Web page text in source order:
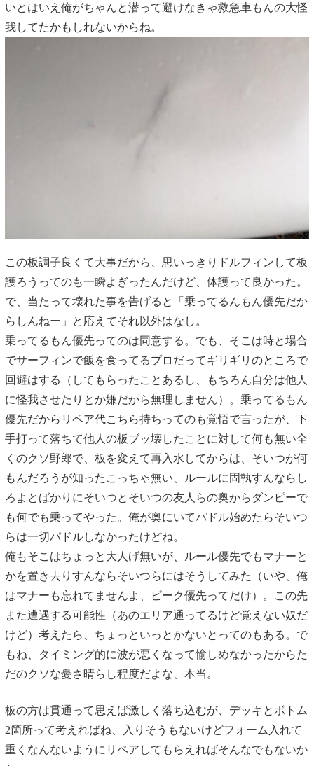
いとはいえ俺がちゃんと潜って避けなきゃ救急車もんの大怪
我してたかもしれないからね。
この板調子良くて大事だから、思いっきりドルフィンして板
護ろうってのも一瞬よぎったんだけど、体護って良かった。
で、当たって壊れた事を告げると「乗ってるんもん優先だか
らしんねー」と応えてそれ以外はなし。
乗ってるもん優先ってのは同意する。でも、そこは時と場合
でサーフィンで飯を食ってるプロだってギリギリのところで
回避はする（してもらったことあるし、もちろん自分は他人
に怪我させたりとか嫌だから無理しません）。乗ってるもん
優先だからリペア代こちら持ちってのも覚悟で言ったが、下
手打って落ちて他人の板ブッ壊したことに対して何も無い全
くのクソ野郎で、板を変えて再入水してからは、そいつが何
もんだろうが知ったこっちゃ無い、ルールに固執すんならし
ろよとばかりにそいつとそいつの友人らの奥からダンピーで
も何でも乗ってやった。俺が奥にいてパドル始めたらそいつ
らは一切パドルしなかったけどね。
俺もそこはちょっと大人げ無いが、ルール優先でもマナーと
かを置き去りすんならそいつらにはそうしてみた（いや、俺
はマナーも忘れてませんよ、ピーク優先ってだけ）。この先
また遭遇する可能性（あのエリア通ってるけど覚えない奴だ
けど）考えたら、ちょっといっとかないとってのもある。で
もね、タイミング的に波が悪くなって愉しめなかったからた
だのクソな憂さ晴らし程度だよな、本当。
板の方は貫通って思えば激しく落ち込むが、デッキとボトム
2箇所って考えればね、入りそうもないけどフォーム入れて
重くなんないようにリペアしてもらえればそんなでもないか